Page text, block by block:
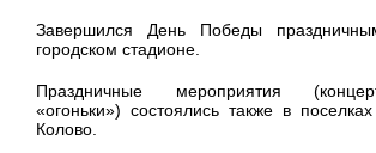
Завершился День Победы
городском стадионе.
Праздничные мероприятия
«огоньки») состоялись также в
Колово.